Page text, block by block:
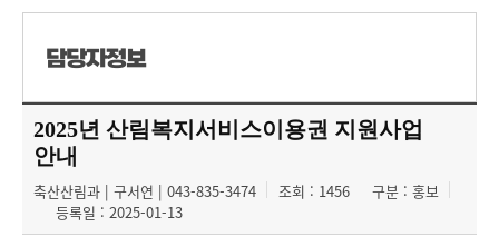
담당자정보
2025년 산림복지서비스이용권 지원사업
안내
축산산림과 | 구서연 | 043-835-3474 조회 : 1456
구분 : 홍보
등록일 : 2025-01-13